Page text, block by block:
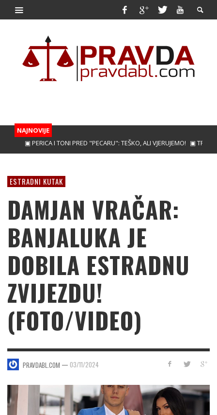
NAJNOVIJE
▣ PERICA I TONI PRED "PECARU": TEŠKO, ALI VJERUJEMO! ▣ TREBINJAC
ESTRADNI KUTAK
DAMJAN VRAČAR:
BANJALUKA JE
DOBILA ESTRADNU
ZVIJEZDU!
(FOTO/VIDEO)
PRAVDABL.COM — 03/11/2024